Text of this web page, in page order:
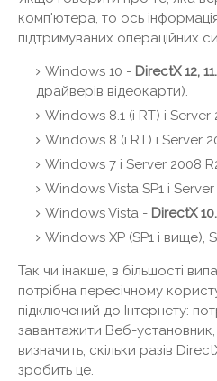
комп'ютера, то ось інформація
підтримуваних операційних
Windows 10 - DirectX 12,
драйверів відеокарти).
Windows 8.1 (і RT) і Server
Windows 8 (і RT) і Server
Windows 7 і Server 2008
Windows Vista SP1 і
Windows Vista - DirectX
Windows XP (SP1 і вище),
Так чи інакше, в більшості
потрібна пересічному
підключений до Інтернету:
завантажити Веб-
визначить, скільки разів
зробить це.